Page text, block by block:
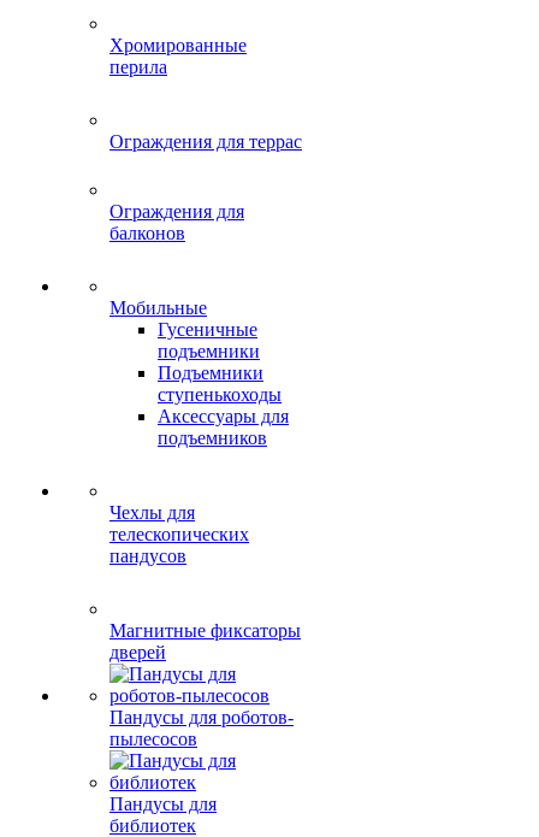
Хромированные
перила
Ограждения для террас
Ограждения для
балконов
Мобильные
Гусеничные
подъемники
Подъемники
ступенькоходы
Аксессуары для
подъемников
Чехлы для
телескопических
пандусов
Магнитные фиксаторы
дверей
Пандусы для роботов-
пылесосов
Пандусы для
библиотек